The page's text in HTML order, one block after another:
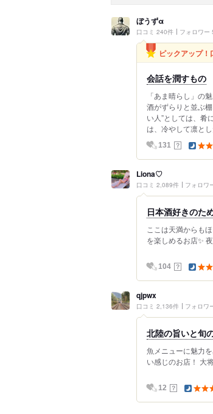
ぼうずα
口コミ 240件 フォロワー
ピックアップ！
会話を潤すもの
「あま晴らし」の
酒がずらりと並ぶ
い人”としては、肴
は、冷やして凛と
131 ？
Liona♡
口コミ 2,089件 フォロワ
日本酒好きのた
ここは天満からも
を楽しめるお店✨
104 ？
qjpwx
口コミ 2,136件 フォロワ
北陸の旨いと旬
魚メニューに魅力
い感じのお店！ 大
12 ？